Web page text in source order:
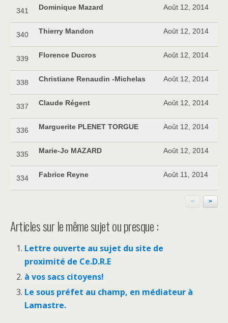
341 Dominique Mazard Août 12, 2014
340 Thierry Mandon Août 12, 2014
339 Florence Ducros Août 12, 2014
338 Christiane Renaudin -Michelas Août 12, 2014
337 Claude Régent Août 12, 2014
336 Marguerite PLENET TORGUE Août 12, 2014
335 Marie-Jo MAZARD Août 12, 2014
334 Fabrice Reyne Août 11, 2014
< >
Articles sur le même sujet ou presque :
Lettre ouverte au sujet du site de
proximité de Ce.D.R.E
à vos sacs citoyens!
Le sous préfet au champ, en médiateur à
Lamastre.